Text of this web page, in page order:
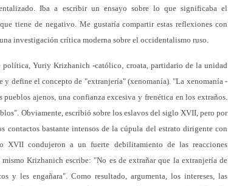
Iba a escribir un ensayo sobre lo que significaba el
tiene de negativo. Me gustaría compartir estas reflexiones con
investigación crítica moderna sobre el occidentalismo ruso.
política, Yuriy Krizhanich -católico, croata, partidario de la unidad
y define el concepto de "extranjería" (xenomanía). "La xenomanía -
ajenos, una confianza excesiva y frenética en los extraños.
Obviamente, escribió sobre los eslavos del siglo XVII, pero por
contactos bastante intensos de la cúpula del estrato dirigente con
XVII condujeron a un fuerte debilitamiento de las reacciones
Krizhanich escribe: "No es de extrañar que la extranjería de
y les engañara". Como resultado, argumenta, los intereses, las